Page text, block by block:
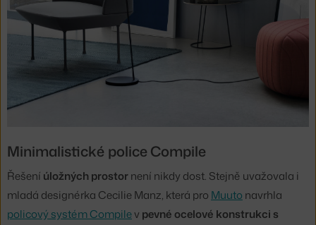
Minimalistické police Compile
Řešení úložných prostornení nikdy dost. Stejně uvažovala i
mladá designérka Cecilie Manz, která pro Muuto navrhla
policový systém Compilev pevné ocelové konstrukci s